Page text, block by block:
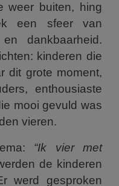
weer buiten, hing
een sfeer van
dankbaarheid.
kinderen die
dit grote moment,
enthousiaste
mooi gevuld was
vieren.
“Ik vier met
de kinderen
werd gesproken